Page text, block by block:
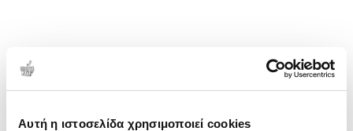
Αυτή η ιστοσελίδα χρησιμοποιεί cookies
1-1 από 1 προϊόντα
Δημοτικότητα